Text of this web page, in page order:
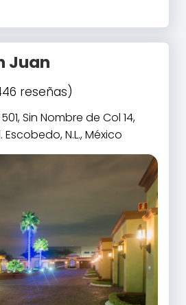
Juan
reseñas)
Sin Nombre de Col 14,
N.L., México